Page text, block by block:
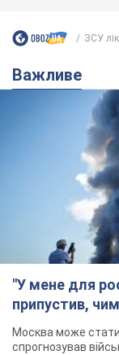
ЗСУ
Важливе
"У мене для
припустив,
Москва може
спрогнозував